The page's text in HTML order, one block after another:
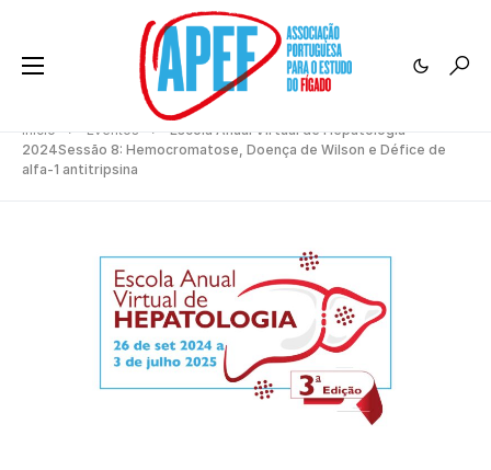
Início Eventos
Escola Anual Virtual de Hepatologia
2024Sessão 8: Hemocromatose, Doença de Wilson e Défice de
alfa-1 antitripsina